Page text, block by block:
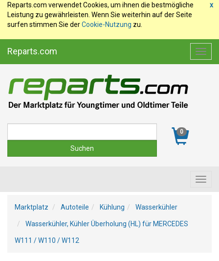
x
Reparts.com verwendet Cookies, um ihnen die bestmögliche
Leistung zu gewährleisten. Wenn Sie weiterhin auf der Seite
surfen stimmen Sie derCookie-Nutzung zu.
Reparts.com
0
Marktplatz Autoteile Kühlung Wasserkühler
Wasserkühler, Kühler Überholung (HL) für MERCEDES
W111 / W110 / W112